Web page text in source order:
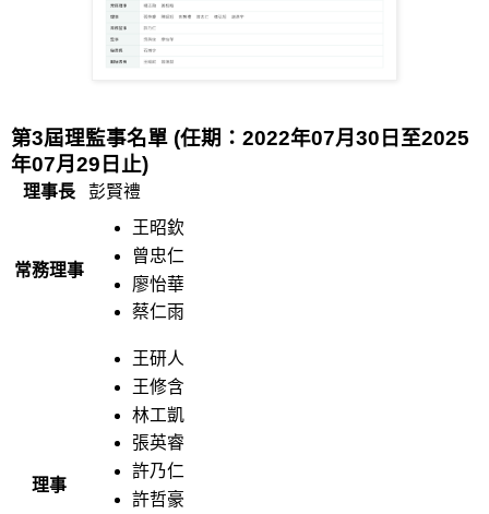
第3屆理監事名單 (任期：2022年07月30日至2025
年07月29日止)
理事長 彭賢禮
常務理事
王昭欽
曾忠仁
廖怡華
蔡仁雨
理事
王研人
王修含
林工凱
張英睿
許乃仁
許哲豪